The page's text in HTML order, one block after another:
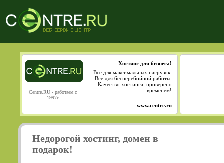
Centre.RU - работаем с
1997г
Хостинг для бизнеса!
Всё для максимальных нагрузок.
Всё для бесперебойной работы.
Качество хостинга, проверено
временем!
www.centre.ru
Недорогой хостинг, домен в
подарок!